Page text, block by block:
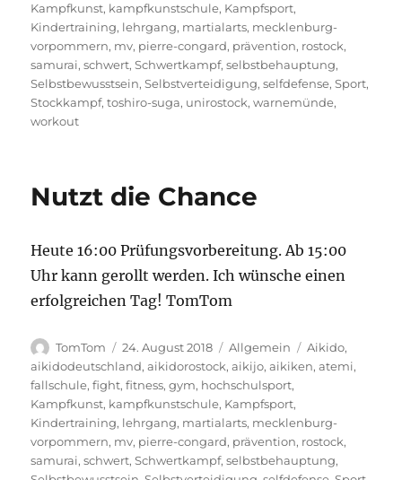
Kampfkunst, kampfkunstschule, Kampfsport,
Kindertraining, lehrgang, martialarts, mecklenburg-
vorpommern, mv, pierre-congard, prävention, rostock,
samurai,schwert,Schwertkampf,selbstbehauptung,
Selbstbewusstsein,Selbstverteidigung,selfdefense,Sport,
Stockkampf,toshiro-suga, unirostock,warnemünde,
workout
Nutzt die Chance
Heute 16:00 Prüfungsvorbereitung. Ab 15:00
Uhr kann gerollt werden. Ich wünsche einen
erfolgreichen Tag! TomTom
Autor
TomTom
Veröffentlicht
am
24. August 2018 Kategorien
Allgemein Schlagwörter
Aikido,
aikidodeutschland,aikidorostock,aikijo,aikiken,atemi,
fallschule,fight,fitness,gym, hochschulsport,
Kampfkunst, kampfkunstschule, Kampfsport,
Kindertraining, lehrgang, martialarts, mecklenburg-
vorpommern, mv, pierre-congard, prävention, rostock,
samurai,schwert,Schwertkampf,selbstbehauptung,